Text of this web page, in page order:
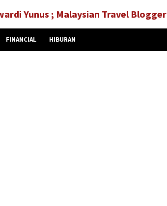
Yunus ; Malaysian Travel Blogger
FINANCIAL HIBURAN